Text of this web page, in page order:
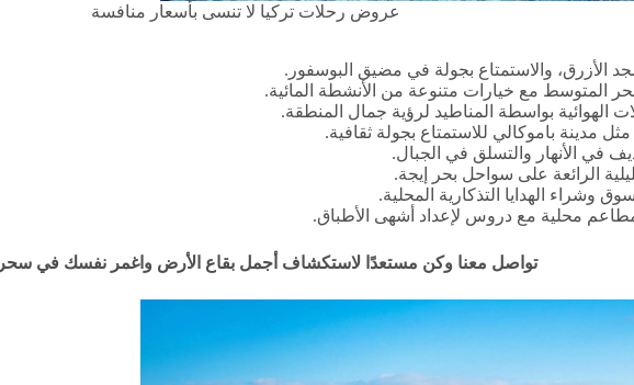
عروض رحلات تركيا لا تنسى بأسعار منافسة
الأزرق، والاستمتاع بجولة في مضيق البوسفور.
المتوسط مع خيارات متنوعة من الأنشطة المائية.
الهوائية بواسطة المناطيد لرؤية جمال المنطقة.
مدينة باموكالي للاستمتاع بجولة ثقافية.
في الأنهار والتسلق في الجبال.
الرائعة على سواحل بحر إيجة.
وشراء الهدايا التذكارية المحلية.
محلية مع دروس لإعداد أشهى الأطباق.
تواصل معنا وكن مستعدًا لاستكشاف أجمل بقاع الأرض واغمر نفسك في سحر